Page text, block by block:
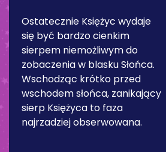
Ostatecznie Księżyc wydaje
się być bardzo cienkim
sierpem niemożliwym do
zobaczenia w blasku Słońca.
Wschodząc krótko przed
wschodem słońca, zanikający
sierp Księżyca to faza
najrzadziej obserwowana.